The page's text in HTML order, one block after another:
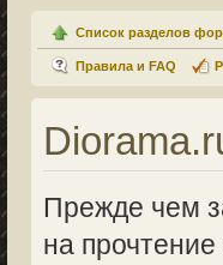
Список разделов
Правила и FAQ
Прежде чем
на